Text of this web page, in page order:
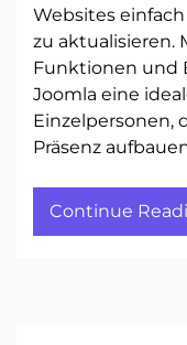
Websites
zu aktualisieren.
Funktionen und
Joomla eine
Einzelpersonen,
Präsenz
Continue